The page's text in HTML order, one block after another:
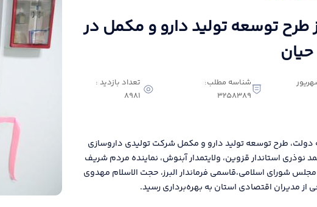
طرح توسعه تولید دارو و مکمل در
09 شهریور
شناسه مطلب:
3258389
تعداد بازدید :
8981
دولت، طرح توسعه تولید دارو و مکمل شرکت تولیدی داروسازی
نوذری استاندار قزوین، ولایتمدار آبنوش، نماینده مردم شریف
مجلس شورای اسلامی،قاسمی فرماندار البرز، حجت الاسلام مهدوی
از مدیران اقتصادی استان به بهره‌برداری رسید.